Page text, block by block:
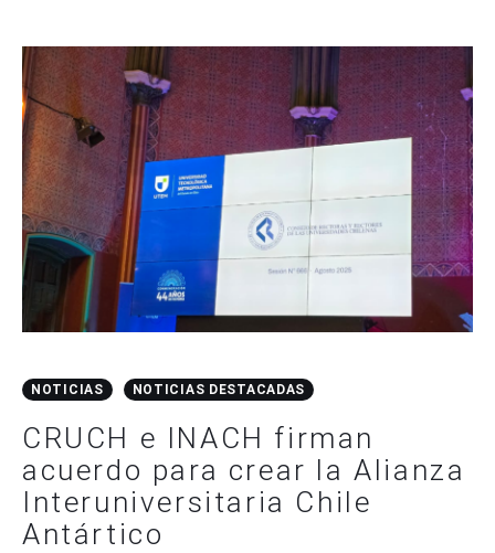
NOTICIAS NOTICIAS DESTACADAS
CRUCH e INACH firman
acuerdo para crear la Alianza
Interuniversitaria Chile
Antártico